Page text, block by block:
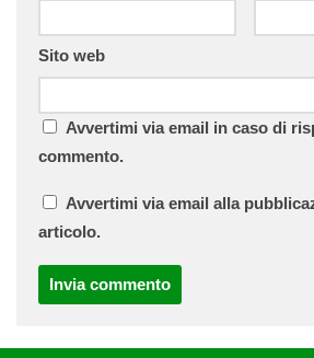
Sito web
Avvertimi via email in caso di
commento.
Avvertimi via email alla
articolo.